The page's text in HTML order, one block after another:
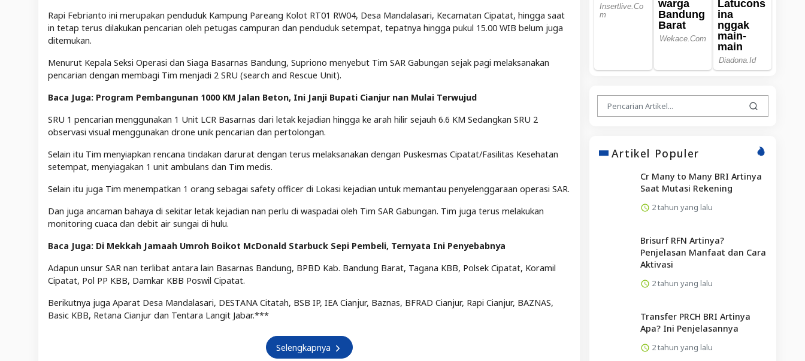
Rapi Febrianto ini merupakan penduduk Kampung Pareang Kolot RT01 RW04, Desa Mandalasari, Kecamatan Cipatat, hingga saat
in tetap terus dilakukan pencarian oleh petugas campuran dan penduduk setempat, tepatnya hingga pukul 15.00 WIB belum juga
ditemukan.
Menurut Kepala Seksi Operasi dan Siaga Basarnas Bandung, Supriono menyebut Tim SAR Gabungan sejak pagi melaksanakan
pencarian dengan membagi Tim menjadi 2 SRU (search and Rescue Unit).
Baca Juga: Program Pembangunan 1000 KM Jalan Beton, Ini Janji Bupati Cianjur nan Mulai Terwujud
SRU 1 pencarian menggunakan 1 Unit LCR Basarnas dari letak kejadian hingga ke arah hilir sejauh 6.6 KM Sedangkan SRU 2
observasi visual menggunakan drone unik pencarian dan pertolongan.
Selain itu Tim menyiapkan rencana tindakan darurat dengan terus melaksanakan dengan Puskesmas Cipatat/Fasilitas Kesehatan
setempat, menyiagakan 1 unit ambulans dan Tim medis.
Selain itu juga Tim menempatkan 1 orang sebagai safety officer di Lokasi kejadian untuk memantau penyelenggaraan operasi SAR.
Dan juga ancaman bahaya di sekitar letak kejadian nan perlu di waspadai oleh Tim SAR Gabungan. Tim juga terus melakukan
monitoring cuaca dan debit air sungai di hulu.
Baca Juga: Di Mekkah Jamaah Umroh Boikot McDonald Starbuck Sepi Pembeli, Ternyata Ini Penyebabnya
Adapun unsur SAR nan terlibat antara lain Basarnas Bandung, BPBD Kab. Bandung Barat, Tagana KBB, Polsek Cipatat, Koramil
Cipatat, Pol PP KBB, Damkar KBB Poswil Cipatat.
Berikutnya juga Aparat Desa Mandalasari, DESTANA Citatah, BSB IP, IEA Cianjur, Baznas, BFRAD Cianjur, Rapi Cianjur, BAZNAS,
Basic KBB, Retana Cianjur dan Tentara Langit Jabar.***
Selengkapnya
Artikel Populer
Cr Many to Many BRI Artinya
Saat Mutasi Rekening
2 tahun yang lalu
Brisurf RFN Artinya?
Penjelasan Manfaat dan Cara
Aktivasi
2 tahun yang lalu
Transfer PRCH BRI Artinya
Apa? Ini Penjelasannya
2 tahun yang lalu